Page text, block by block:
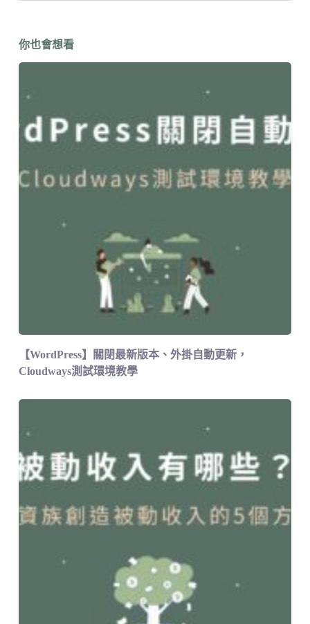
你也會想看
【WordPress】關閉最新版本、外掛自動更新，
Cloudways測試環境教學